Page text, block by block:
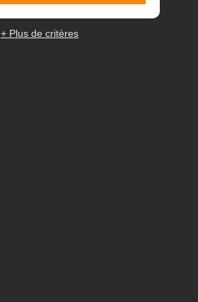
+ Plus de critères